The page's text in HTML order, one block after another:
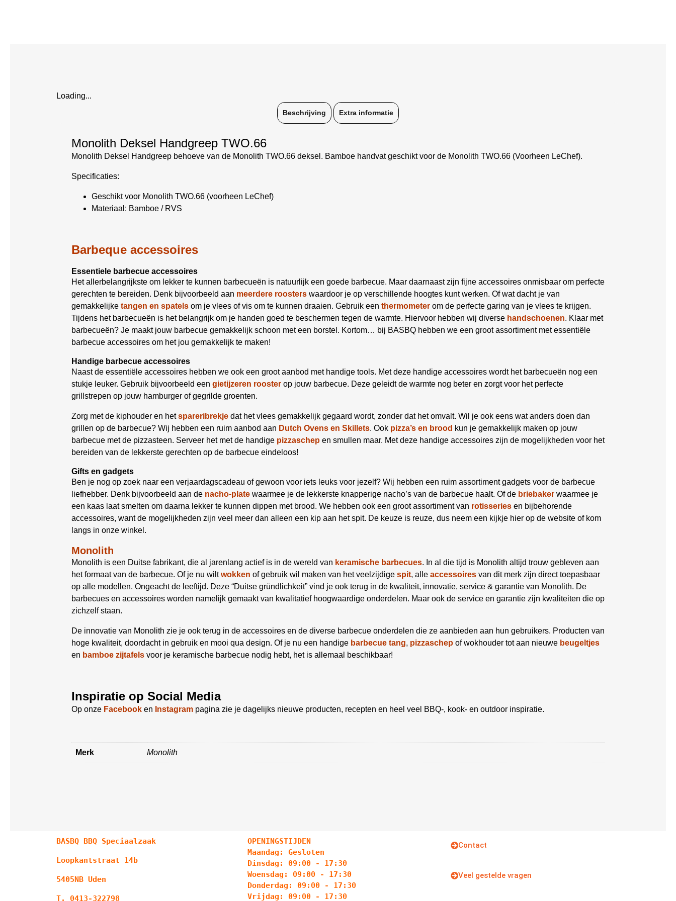
Loading...
Beschrijving Extra informatie
Monolith Deksel Handgreep TWO.66
Monolith Deksel Handgreep behoeve van de Monolith TWO.66 deksel. Bamboe handvat geschikt voor de Monolith TWO.66 (Voorheen LeChef).
Specificaties:
Geschikt voor Monolith TWO.66 (voorheen LeChef)
Materiaal: Bamboe / RVS
Barbeque accessoires
Essentiele barbecue accessoires
Het allerbelangrijkste om lekker te kunnen barbecueën is natuurlijk een goede barbecue. Maar daarnaast zijn fijne accessoires onmisbaar om perfecte
gerechten te bereiden. Denk bijvoorbeeld aan meerdere roosters waardoor je op verschillende hoogtes kunt werken. Of wat dacht je van
gemakkelijke tangen en spatels om je vlees of vis om te kunnen draaien. Gebruik een thermometer om de perfecte garing van je vlees te krijgen.
Tijdens het barbecueën is het belangrijk om je handen goed te beschermen tegen de warmte. Hiervoor hebben wij diverse handschoenen. Klaar met
barbecueën? Je maakt jouw barbecue gemakkelijk schoon met een borstel. Kortom… bij BASBQ hebben we een groot assortiment met essentiële
barbecue accessoires om het jou gemakkelijk te maken!
Handige barbecue accessoires
Naast de essentiële accessoires hebben we ook een groot aanbod met handige tools. Met deze handige accessoires wordt het barbecueën nog een
stukje leuker. Gebruik bijvoorbeeld een gietijzeren rooster op jouw barbecue. Deze geleidt de warmte nog beter en zorgt voor het perfecte
grillstrepen op jouw hamburger of gegrilde groenten.
Zorg met de kiphouder en hetspareribrekje dat het vlees gemakkelijk gegaard wordt, zonder dat het omvalt. Wil je ook eens wat anders doen dan
grillen op de barbecue? Wij hebben een ruim aanbod aan Dutch Ovens en Skillets. Ook pizza’s en brood kun je gemakkelijk maken op jouw
barbecue met de pizzasteen. Serveer het met de handige pizzaschep en smullen maar. Met deze handige accessoires zijn de mogelijkheden voor het
bereiden van de lekkerste gerechten op de barbecue eindeloos!
Gifts en gadgets
Ben je nog op zoek naar een verjaardagscadeau of gewoon voor iets leuks voor jezelf? Wij hebben een ruim assortiment gadgets voor de barbecue
liefhebber. Denk bijvoorbeeld aan de nacho-plate waarmee je de lekkerste knapperige nacho’s van de barbecue haalt. Of de briebaker waarmee je
een kaas laat smelten om daarna lekker te kunnen dippen met brood. We hebben ook een groot assortiment van rotisseries en bijbehorende
accessoires, want de mogelijkheden zijn veel meer dan alleen een kip aan het spit. De keuze is reuze, dus neem een kijkje hier op de website of kom
langs in onze winkel.
Monolith
Monolith is een Duitse fabrikant, die al jarenlang actief is in de wereld van keramische barbecues. In al die tijd is Monolith altijd trouw gebleven aan
het formaat van de barbecue. Of je nu wiltwokken of gebruik wil maken van het veelzijdige spit, alle accessoires van dit merk zijn direct toepasbaar
op alle modellen. Ongeacht de leeftijd. Deze “Duitse gründlichkeit” vind je ook terug in de kwaliteit, innovatie, service & garantie van Monolith. De
barbecues en accessoires worden namelijk gemaakt van kwalitatief hoogwaardige onderdelen. Maar ook de service en garantie zijn kwaliteiten die op
zichzelf staan.
De innovatie van Monolith zie je ook terug in de accessoires en de diverse barbecue onderdelen die ze aanbieden aan hun gebruikers. Producten van
hoge kwaliteit, doordacht in gebruik en mooi qua design. Of je nu een handige barbecue tang, pizzaschep of wokhouder tot aan nieuwe beugeltjes
en bamboe zijtafels voor je keramische barbecue nodig hebt, het is allemaal beschikbaar!
Inspiratie op Social Media
Op onze Facebook en Instagram pagina zie je dagelijks nieuwe producten, recepten en heel veel BBQ-, kook- en outdoor inspiratie.
Merk Monolith
BASBQ BBQ Speciaalzaak
Loopkantstraat 14b
5405NB Uden
T. 0413-322798
OPENINGSTIJDEN
Maandag: Gesloten
Dinsdag: 09:00 - 17:30
Woensdag: 09:00 - 17:30
Donderdag: 09:00 - 17:30
Vrijdag: 09:00 - 17:30
Contact
Veel gestelde vragen